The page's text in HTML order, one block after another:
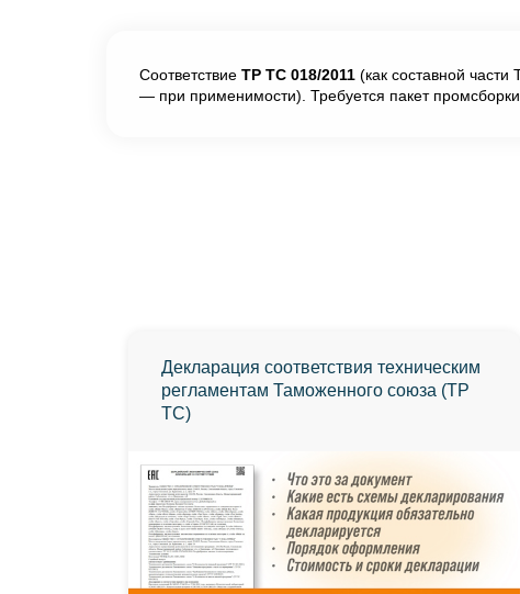
Соответствие ТР ТС 018/2011 (как составной части
— при применимости). Требуется пакет
Декларация соответствия техническим
регламентам Таможенного союза (ТР
ТС)